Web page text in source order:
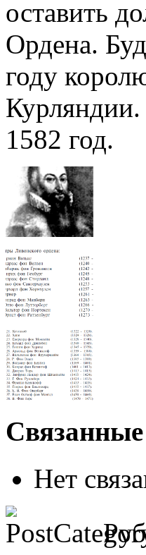
оставить
Ордена.
году
Курляндии.
1582 год.
Связанные
Нет